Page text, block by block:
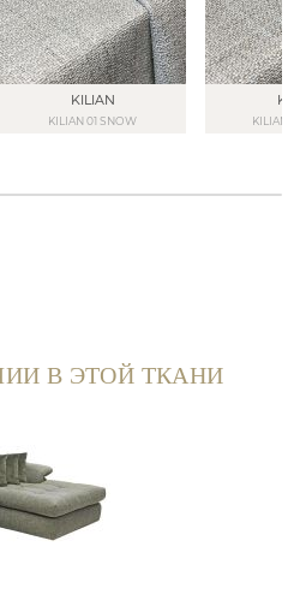
KILIAN
KILIAN 01 SNOW KILIAN 02
В ЭТОЙ ТКАНИ